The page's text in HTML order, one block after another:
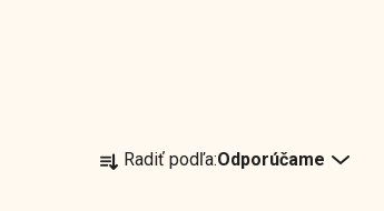
a Radiť podľa:Odporúčame